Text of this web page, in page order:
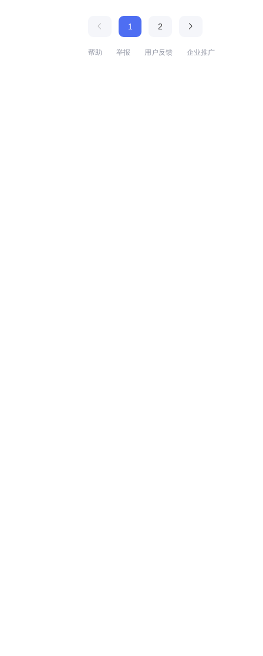
1 2
帮助 举报 用户反馈 企业推广